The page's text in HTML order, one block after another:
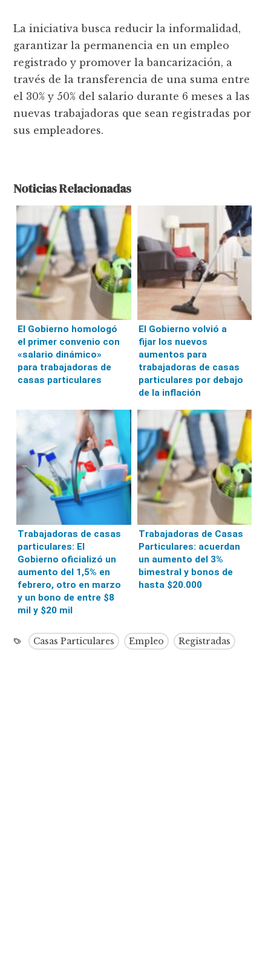
La iniciativa busca reducir la informalidad,
garantizar la permanencia en un empleo
registrado y promover la bancarización, a
través de la transferencia de una suma entre
el 30% y 50% del salario durante 6 meses a las
nuevas trabajadoras que sean registradas por
sus empleadores.
Noticias Relacionadas
El Gobierno homologó
el primer convenio con
«salario dinámico»
para trabajadoras de
casas particulares
El Gobierno volvió a
fijar los nuevos
aumentos para
trabajadoras de casas
particulares por debajo
de la inflación
Trabajadoras de casas
particulares: El
Gobierno oficializó un
aumento del 1,5% en
febrero, otro en marzo
y un bono de entre $8
mil y $20 mil
Trabajadoras de Casas
Particulares: acuerdan
un aumento del 3%
bimestral y bonos de
hasta $20.000
Casas Particulares Empleo Registradas